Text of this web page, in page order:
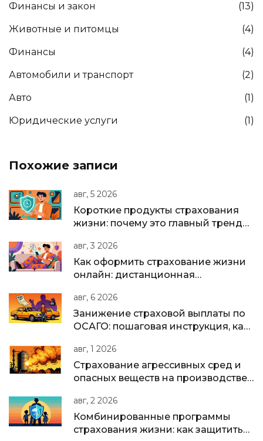
Финансы и закон (13)
Животные и питомцы (4)
Финансы (4)
Автомобили и транспорт (2)
Авто (1)
Юридические услуги (1)
Похожие записи
авг, 5 2026
Короткие продукты страхования
жизни: почему это главный тренд
авг, 3 2026
Как оформить страхование жизни
онлайн: дистанционная
полиса
авг, 6 2026
Занижение страховой выплаты по
ОСАГО: пошаговая инструкция, как
авг, 1 2026
Страхование агрессивных сред и
опасных веществ на производстве:
РФ
авг, 2 2026
Комбинированные программы
страхования жизни: как защитить